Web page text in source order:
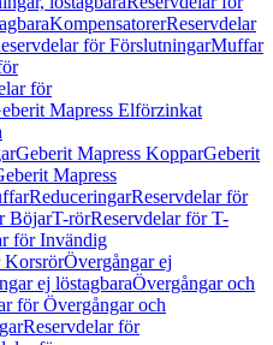
KompensatorerReservdelar
för FörslutningarMuffar
för
Mapress Elförzinkat
Geberit Mapress KopparGeberit
Mapress
ReduceringarReservdelar för
BöjarT-rörReservdelar för T-
för Invändig
KorsrörÖvergångar ej
ej löstagbaraÖvergångar och
för Övergångar och
Reservdelar för